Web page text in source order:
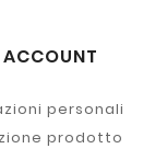
personali
prodotto